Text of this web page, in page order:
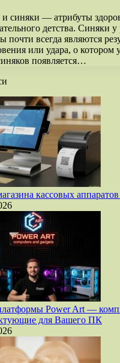
синяки — атрибуты
детства. Синяки
почти всегда являются
или удара, о
появляется…
кассовых
Power Art —
для Вашего ПК